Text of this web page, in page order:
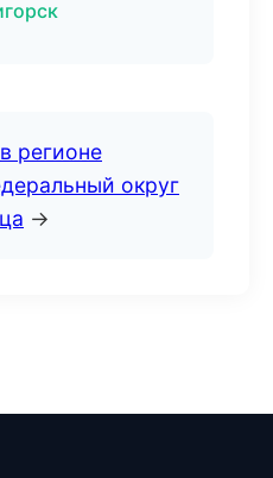
регионе
округ
→